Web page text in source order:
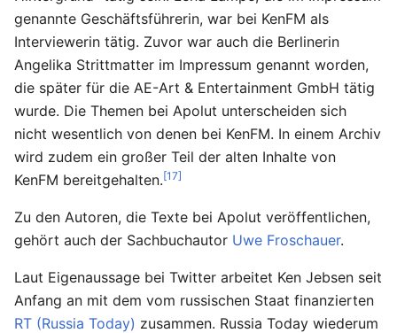
genannte Geschäftsführerin, war bei KenFM als
Interviewerin tätig. Zuvor war auch die Berlinerin
Angelika Strittmatter im Impressum genannt worden,
die später für die AE-Art & Entertainment GmbH tätig
wurde. Die Themen bei Apolut unterscheiden sich
nicht wesentlich von denen bei KenFM. In einem Archiv
wird zudem ein großer Teil der alten Inhalte von
KenFM bereitgehalten.[17]
Zu den Autoren, die Texte bei Apolut veröffentlichen,
gehört auch der Sachbuchautor Uwe Froschauer.
Laut Eigenaussage bei Twitter arbeitet Ken Jebsen seit
Anfang an mit dem vom russischen Staat finanzierten
RT (Russia Today) zusammen. Russia Today wiederum